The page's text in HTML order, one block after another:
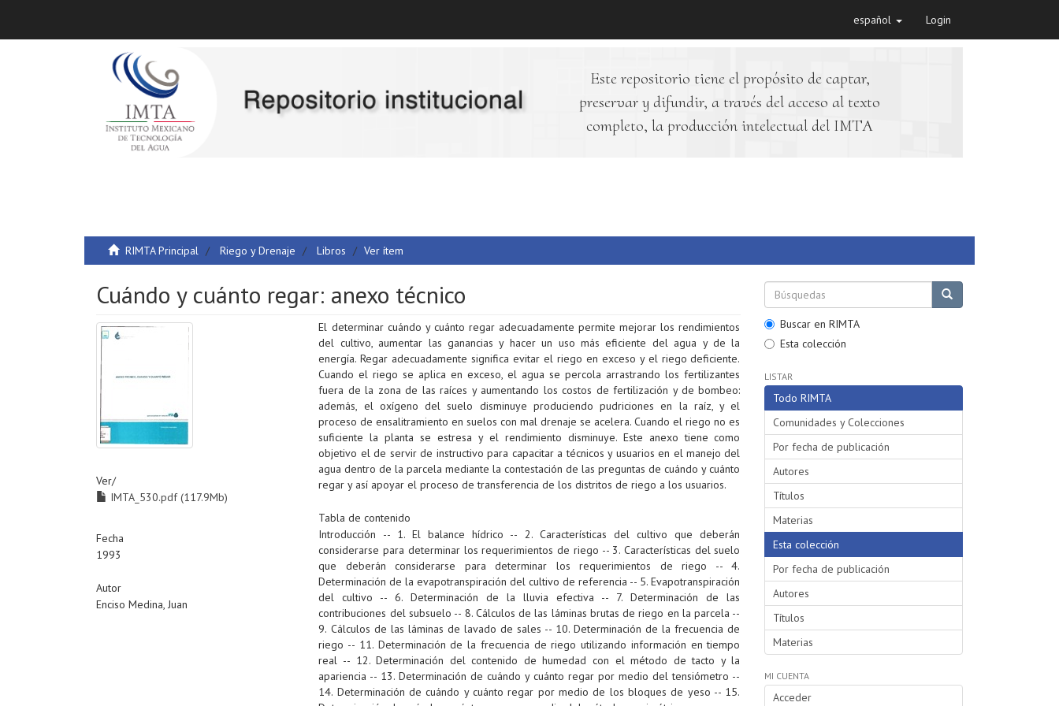
español Login
Este repositorio tiene el propósito de captar,
preservar y difundir, a través del acceso al texto
completo, la producción intelectual del IMTA
RIMTA Principal Riego y Drenaje Libros Ver ítem
Cuándo y cuánto regar: anexo técnico
Ver/
IMTA_530.pdf (117.9Mb)
Fecha
1993
Autor
Enciso Medina, Juan
El determinar cuándo y cuánto regar adecuadamente permite mejorar los rendimientos
del cultivo, aumentar las ganancias y hacer un uso más eficiente del agua y de la
energía. Regar adecuadamente significa evitar el riego en exceso y el riego deficiente.
Cuando el riego se aplica en exceso, el agua se percola arrastrando los fertilizantes
fuera de la zona de las raíces y aumentando los costos de fertilización y de bombeo:
además, el oxígeno del suelo disminuye produciendo pudriciones en la raíz, y el
proceso de ensalitramiento en suelos con mal drenaje se acelera. Cuando el riego no es
suficiente la planta se estresa y el rendimiento disminuye. Este anexo tiene como
objetivo el de servir de instructivo para capacitar a técnicos y usuarios en el manejo del
agua dentro de la parcela mediante la contestación de las preguntas de cuándo y cuánto
regar y así apoyar el proceso de transferencia de los distritos de riego a los usuarios.
Tabla de contenido
Introducción -- 1. El balance hídrico -- 2. Características del cultivo que deberán
considerarse para determinar los requerimientos de riego -- 3. Características del suelo
que deberán considerarse para determinar los requerimientos de riego -- 4.
Determinación de la evapotranspiración del cultivo de referencia -- 5. Evapotranspiración
del cultivo -- 6. Determinación de la lluvia efectiva -- 7. Determinación de las
contribuciones del subsuelo -- 8. Cálculos de las láminas brutas de riego en la parcela --
9. Cálculos de las láminas de lavado de sales -- 10. Determinación de la frecuencia de
riego -- 11. Determinación de la frecuencia de riego utilizando información en tiempo
real -- 12. Determinación del contenido de humedad con el método de tacto y la
apariencia -- 13. Determinación de cuándo y cuánto regar por medio del tensiómetro --
14. Determinación de cuándo y cuánto regar por medio de los bloques de yeso -- 15.
Buscar en RIMTA
Esta colección
LISTAR
Todo RIMTA
Comunidades y Colecciones
Por fecha de publicación
Autores
Títulos
Materias
Esta colección
Por fecha de publicación
Autores
Títulos
Materias
MI CUENTA
Acceder